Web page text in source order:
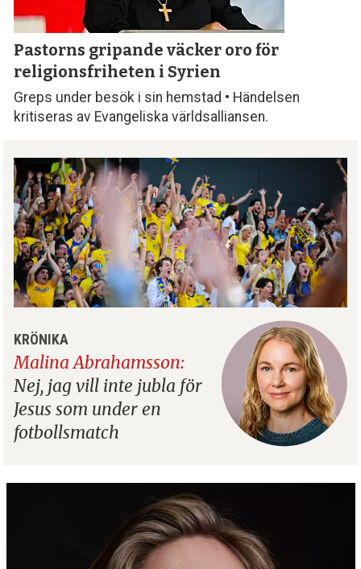
Pastorns gripande väcker oro för
religionsfriheten i Syrien
Greps under besök i sin hemstad • Händelsen
kritiseras av Evangeliska världsalliansen.
KRÖNIKA
Malina Abrahamsson:
Nej, jag vill inte jubla för
Jesus som under en
fotbollsmatch